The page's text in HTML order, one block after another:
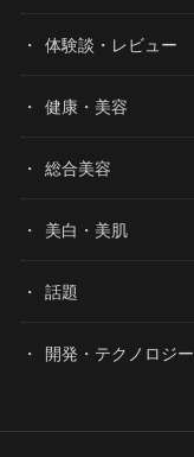
体験談・レビュー
健康・美容
総合美容
美白・美肌
話題
開発・テクノロジー